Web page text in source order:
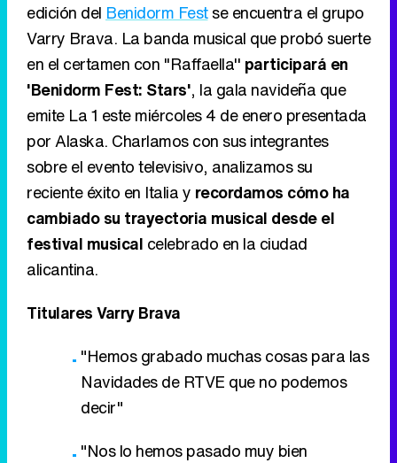
edición del Benidorm Festse encuentra el grupo
Varry Brava. La banda musical que probó suerte
en el certamen con ''Raffaella'' participará en
'Benidorm Fest: Stars', la gala navideña que
emite La 1 este miércoles 4 de enero presentada
por Alaska. Charlamos con sus integrantes
sobre el evento televisivo, analizamos su
reciente éxito en Italia y recordamos cómo ha
cambiado su trayectoria musical desde el
festival musical celebrado en la ciudad
alicantina.
Titulares Varry Brava
"Hemos grabado muchas cosas para las
Navidades de RTVE que no podemos
decir"
"Nos lo hemos pasado muy bien